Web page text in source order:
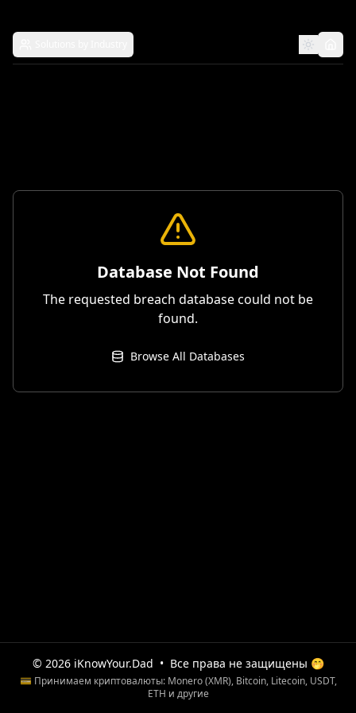
Database Not Found
The requested breach database could not be
found.
Browse All Databases
© 2026 iKnowYour.Dad • Все права не защищены 🤭
💳 Принимаем криптовалюты: Monero (XMR), Bitcoin, Litecoin, USDT,
ETH и другие